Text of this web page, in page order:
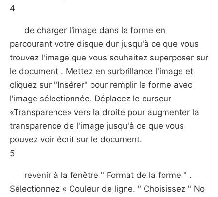
4
de charger l'image dans la forme en
parcourant votre disque dur jusqu'à ce que vous
trouvez l'image que vous souhaitez superposer sur
le document . Mettez en surbrillance l'image et
cliquez sur "Insérer" pour remplir la forme avec
l'image sélectionnée. Déplacez le curseur
«Transparence» vers la droite pour augmenter la
transparence de l'image jusqu'à ce que vous
pouvez voir écrit sur le document.
5
revenir à la fenêtre " Format de la forme " .
Sélectionnez « Couleur de ligne. " Choisissez " No